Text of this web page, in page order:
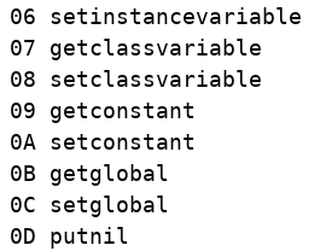
06 setinstancevariable
07 getclassvariable
08 setclassvariable
09 getconstant
0A setconstant
0B getglobal
0C setglobal
0D putnil